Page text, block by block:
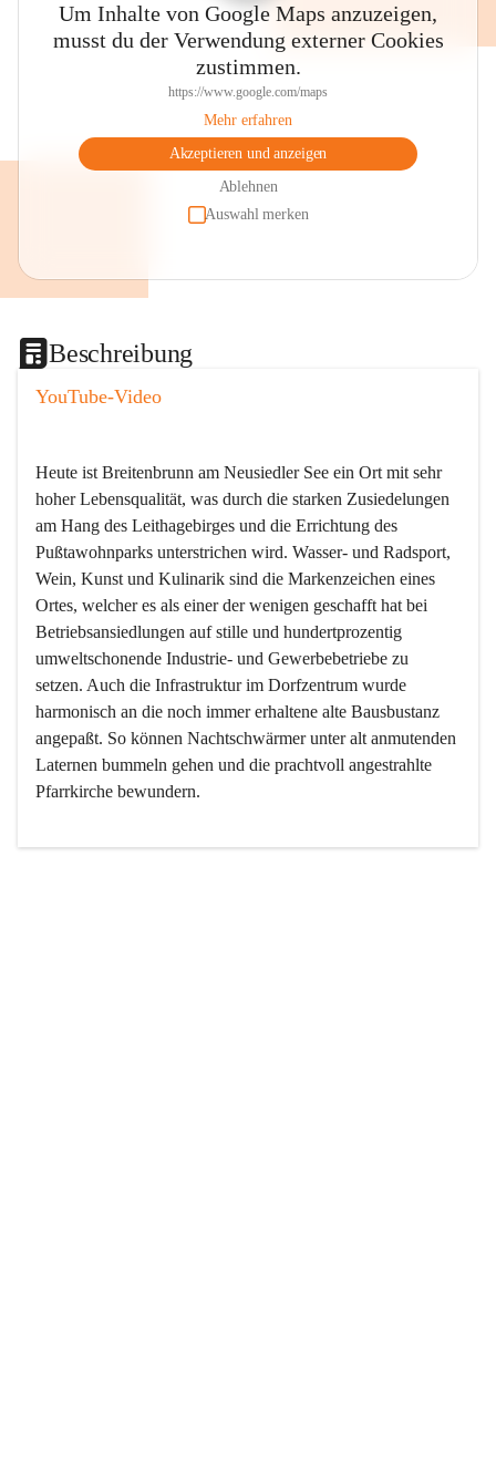
Um Inhalte von Google Maps anzuzeigen,
musst du der Verwendung externer Cookies
zustimmen.
https://www.google.com/maps
Mehr erfahren
Akzeptieren und anzeigen
Ablehnen
Auswahl merken
Beschreibung
YouTube-Video
Heute ist Breitenbrunn am Neusiedler See ein Ort mit sehr
hoher Lebensqualität, was durch die starken Zusiedelungen
am Hang des Leithagebirges und die Errichtung des
Pußtawohnparks unterstrichen wird. Wasser- und Radsport,
Wein, Kunst und Kulinarik sind die Markenzeichen eines
Ortes, welcher es als einer der wenigen geschafft hat bei
Betriebsansiedlungen auf stille und hundertprozentig
umweltschonende Industrie- und Gewerbebetriebe zu
setzen. Auch die Infrastruktur im Dorfzentrum wurde
harmonisch an die noch immer erhaltene alte Bausbustanz
angepaßt. So können Nachtschwärmer unter alt anmutenden
Laternen bummeln gehen und die prachtvoll angestrahlte
Pfarrkirche bewundern.
Der Weinbau dominert heute nicht mehr, ist aber integrativer